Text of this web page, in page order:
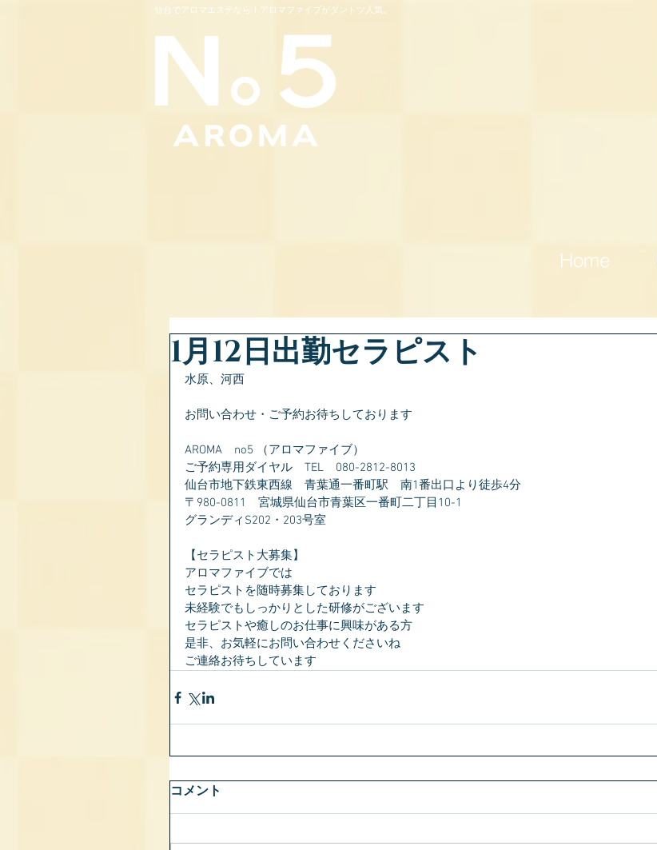
仙台でアロマエステなら！アロマファイブがダントツ人気。
Home
1月12日出勤セラピスト
水原、河西
お問い合わせ・ご予約お待ちしております
AROMA　no5 （アロマファイブ）
ご予約専用ダイヤル　TEL　080-2812-8013
仙台市地下鉄東西線　青葉通一番町駅　南1番出口より徒歩4分
〒980-0811　宮城県仙台市青葉区一番町二丁目10-1
グランディS202・203号室
【セラピスト大募集】
アロマファイブでは
セラピストを随時募集しております
未経験でもしっかりとした研修がございます
セラピストや癒しのお仕事に興味がある方
是非、お気軽にお問い合わせくださいね
ご連絡お待ちしています
コメント